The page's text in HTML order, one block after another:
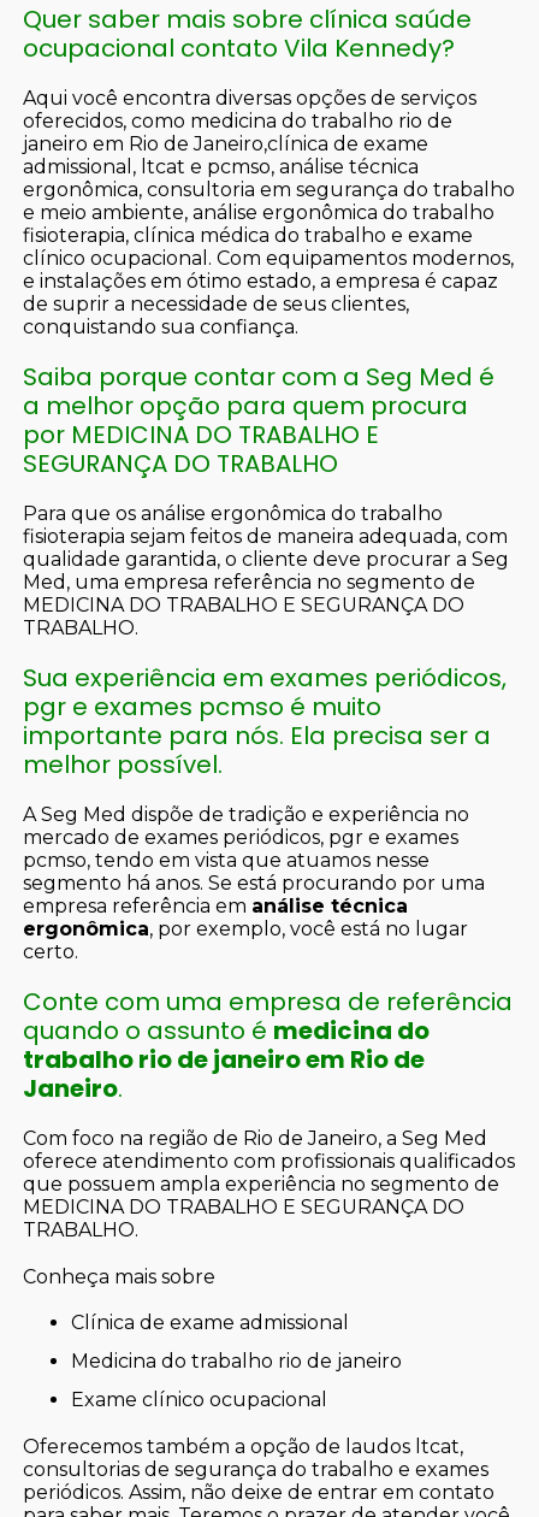
Quer saber mais sobre clínica saúde
ocupacional contato Vila Kennedy?
Aqui você encontra diversas opções de serviços
oferecidos, como medicina do trabalho rio de
janeiro em Rio de Janeiro,clínica de exame
admissional, ltcat e pcmso, análise técnica
ergonômica, consultoria em segurança do trabalho
e meio ambiente, análise ergonômica do trabalho
fisioterapia, clínica médica do trabalho e exame
clínico ocupacional. Com equipamentos modernos,
e instalações em ótimo estado, a empresa é capaz
de suprir a necessidade de seus clientes,
conquistando sua confiança.
Saiba porque contar com a Seg Med é
a melhor opção para quem procura
por MEDICINA DO TRABALHO E
SEGURANÇA DO TRABALHO
Para que os análise ergonômica do trabalho
fisioterapia sejam feitos de maneira adequada, com
qualidade garantida, o cliente deve procurar a Seg
Med, uma empresa referência no segmento de
MEDICINA DO TRABALHO E SEGURANÇA DO
TRABALHO.
Sua experiência em exames periódicos,
pgr e exames pcmso é muito
importante para nós. Ela precisa ser a
melhor possível.
A Seg Med dispõe de tradição e experiência no
mercado de exames periódicos, pgr e exames
pcmso, tendo em vista que atuamos nesse
segmento há anos. Se está procurando por uma
empresa referência em análise técnica
ergonômica, por exemplo, você está no lugar
certo.
Conte com uma empresa de referência
quando o assunto é medicina do
trabalho rio de janeiro em Rio de
Janeiro.
Com foco na região de Rio de Janeiro, a Seg Med
oferece atendimento com profissionais qualificados
que possuem ampla experiência no segmento de
MEDICINA DO TRABALHO E SEGURANÇA DO
TRABALHO.
Conheça mais sobre
clínica de exame admissional
medicina do trabalho rio de janeiro
exame clínico ocupacional
Oferecemos também a opção de laudos ltcat,
consultorias de segurança do trabalho e exames
periódicos. Assim, não deixe de entrar em contato